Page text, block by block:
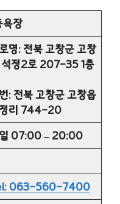
욕장
명: 전북 고창군 고창
정2로 207-35 1층
: 전북 고창군 고창읍
리 744-20
07:00 – 20:00
063-560-7400